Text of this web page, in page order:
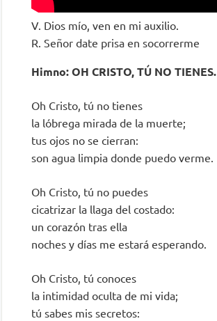
V. Dios mío, ven en mi auxilio.
R. Señor date prisa en socorrerme
Himno: OH CRISTO, TÚ NO TIENES.
Oh Cristo, tú no tienes
la lóbrega mirada de la muerte;
tus ojos no se cierran:
son agua limpia donde puedo verme.
Oh Cristo, tú no puedes
cicatrizar la llaga del costado:
un corazón tras ella
noches y días me estará esperando.
Oh Cristo, tú conoces
la intimidad oculta de mi vida;
tú sabes mis secretos: